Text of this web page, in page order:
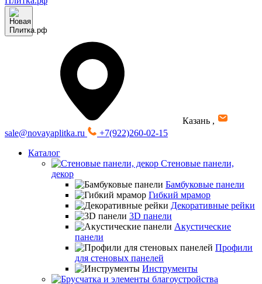
Казань ,
sale@novayaplitka.ru
+7(922)260-02-15
Каталог
Стеновые панели,
декор
Бамбуковые панели
Гибкий мрамор
Декоративные рейки
3D панели
Акустические
панели
Профили
для стеновых панелей
Инструменты